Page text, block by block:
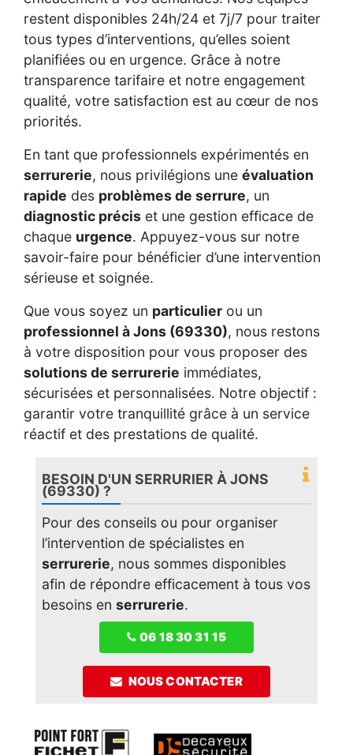
restent disponibles 24h/24 et 7j/7 pour traiter
tous types d’interventions, qu’elles soient
planifiées ou en urgence. Grâce à notre
transparence tarifaire et notre engagement
qualité, votre satisfaction est au cœur de nos
priorités.
En tant que professionnels expérimentés en
serrurerie, nous privilégions une évaluation
rapide des problèmes de serrure, un
diagnostic précis et une gestion efficace de
chaque urgence. Appuyez-vous sur notre
savoir-faire pour bénéficier d’une intervention
sérieuse et soignée.
Que vous soyez un particulier ou un
professionnel à Jons (69330), nous restons
à votre disposition pour vous proposer des
solutions de serrurerie immédiates,
sécurisées et personnalisées. Notre objectif :
garantir votre tranquillité grâce à un service
réactif et des prestations de qualité.
BESOIN D'UN SERRURIER À JONS
(69330) ?
Pour des conseils ou pour organiser
l’intervention de spécialistes en
serrurerie, nous sommes disponibles
afin de répondre efficacement à tous vos
besoins en serrurerie.
06 18 30 31 15
NOUS CONTACTER